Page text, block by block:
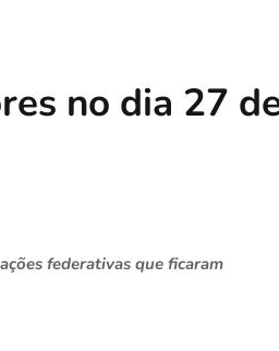
no dia 27
federativas que ficaram